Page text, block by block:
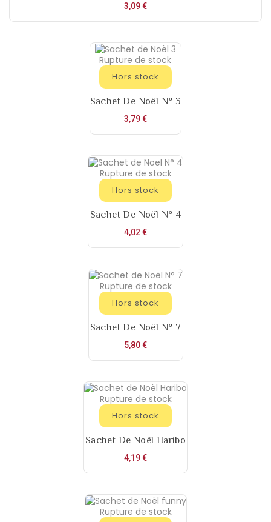
3,09 €Prix
Rupture de stock
Hors stock
Sachet De Noël N° 3
3,79 €Prix
Rupture de stock
Hors stock
Sachet De Noël N° 4
4,02 €Prix
Rupture de stock
Hors stock
Sachet De Noël N° 7
5,80 €Prix
Rupture de stock
Hors stock
Sachet De Noël Haribo
4,19 €Prix
Rupture de stock